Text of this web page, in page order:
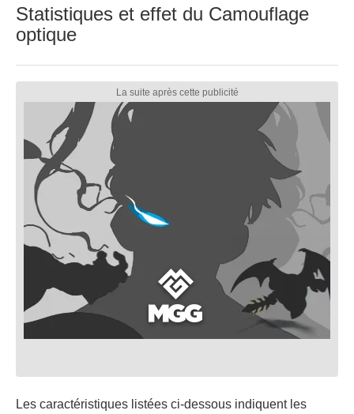
Statistiques et effet du Camouflage
optique
Les caractéristiques listées ci-dessous indiquent les